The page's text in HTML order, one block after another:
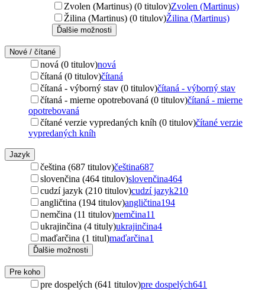
Zvolen (Martinus) (0 titulov)Zvolen (Martinus)
Žilina (Martinus) (0 titulov)Žilina (Martinus)
Ďalšie možnosti
Nové / čítané
nová (0 titulov)nová
čítaná (0 titulov)čítaná
čítaná - výborný stav (0 titulov)čítaná - výborný stav
čítaná - mierne opotrebovaná (0 titulov)čítaná - mierne
opotrebovaná
čítané verzie vypredaných kníh (0 titulov)čítané verzie
vypredaných kníh
Jazyk
čeština (687 titulov)čeština687
slovenčina (464 titulov)slovenčina464
cudzí jazyk (210 titulov)cudzí jazyk210
angličtina (194 titulov)angličtina194
nemčina (11 titulov)nemčina11
ukrajinčina (4 tituly)ukrajinčina4
maďarčina (1 titul)maďarčina1
Ďalšie možnosti
Pre koho
pre dospelých (641 titulov)pre dospelých641